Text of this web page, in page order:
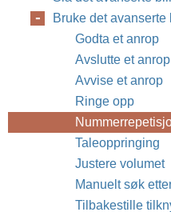
Bruke det
Godta et anrop
Avslutte et anrop
Avvise et anrop
Ringe opp
Taleoppringing
Justere volumet
Manuelt søk
Tilbakestille